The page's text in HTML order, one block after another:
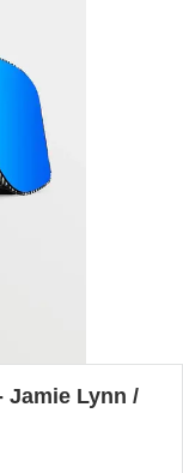
Jamie Lynn /